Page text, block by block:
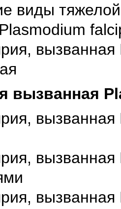
виды
вызванная
вызванная
вызванная
вызванная
вызванная